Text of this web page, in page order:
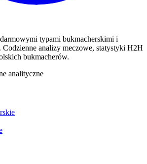
typami bukmacherskimi i
Codzienne analizy meczowe, statystyki H2H
bukmacherów.
analityczne